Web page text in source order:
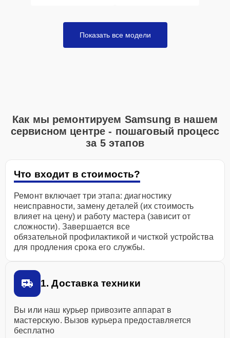
Показать все модели
Как мы ремонтируем Samsung в нашем
сервисном центре - пошаговый процесс
за 5 этапов
Что входит в стоимость?
Ремонт включает три этапа: диагностику
неисправности, замену деталей (их стоимость
влияет на цену) и работу мастера (зависит от
сложности). Завершается все
обязательной профилактикой и чисткой устройства
для продления срока его службы.
1. Доставка техники
Вы или наш курьер привозите аппарат в
мастерскую. Вызов курьера предоставляется
бесплатно